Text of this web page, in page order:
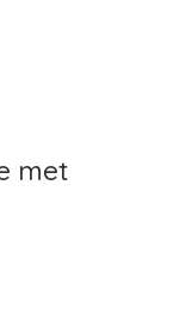
met